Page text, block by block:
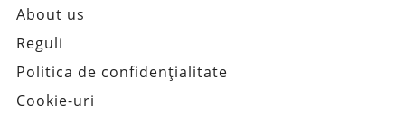
About us
Reguli
Politica de confidențialitate
Cookie-uri